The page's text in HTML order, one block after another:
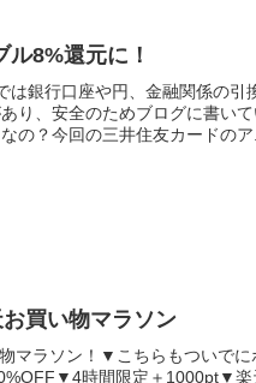
8%還元に！
は銀行口座や円、金融関係の
り、安全のためブログに書い
の？今回の三井住友カードのア
買い物マラソン
マラソン！▼こちらもついで
時間限定＋1000pt▼